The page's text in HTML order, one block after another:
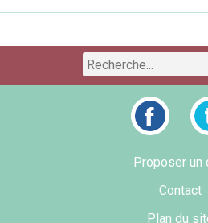
Proposer un
Contact
Plan du